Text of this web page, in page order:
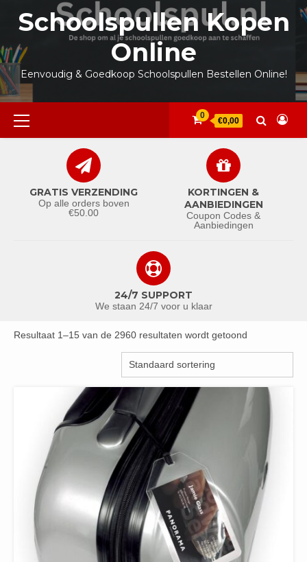
inhoud
Schoolspullen Kopen
Online
Eenvoudig & Goedkoop Schoolspullen Bestellen Online!
Primair
menu
0
€0,00
GRATIS VERZENDING
Op alle orders boven
€50.00
KORTINGEN &
AANBIEDINGEN
Coupon Codes &
Aanbiedingen
24/7 SUPPORT
We staan 24/7 voor u klaar
Resultaat 1–15 van de 2960 resultaten wordt getoond